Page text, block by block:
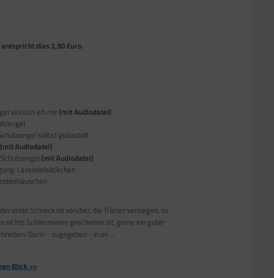
dies 2,90 Euro.
wünsch ich mir(mit Audiodatei)
selbst gebastelt
(mit Audiodatei)
(mit Audiodatei)
Lavendelsäckchen
erste Schreck ist vorüber, die Tränen versiegen, so
nichts Schlimmeres geschehen ist, gerne ein guter
Denn - zugegeben - in un ...
Blick >>